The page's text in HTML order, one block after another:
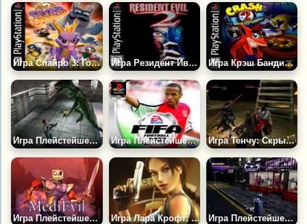
Игра Спайро 3: Год Дракона | Плейстейшен Игра Резидент Ивел 2: Двойной Удар - Часть 1 Игра Крэш Бандикут 2: Кортекс Наносит Ответный Удар | Плейстейшен
Игра Плейстейшен: Дино Кризис Игра Плейстейшен: ФИФА 2002 | FIFA 2002 Игра Тенчу: Скрытный Ассасин | Плейстейшен
Игра Плейстейшен: Медивал Игра Лара Крофт: Бродилка Игра Плейстейшен: Бэтмен и Робин